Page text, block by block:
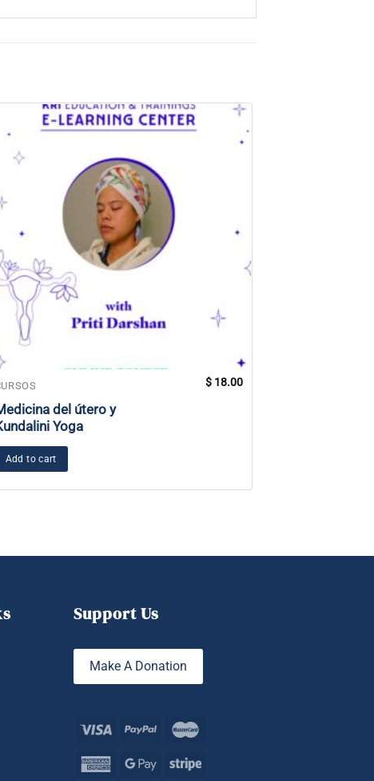
del útero y
Yoga
$ 18.00
Add to cart
Support Us
Make A Donation